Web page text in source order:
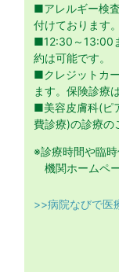
■アレルギー検
付けております。
■12:30～13:00
約は可能です。
■クレジットカ
ます。保険診療
■美容皮膚科(ピ
費診療)の診療の
※診療時間や臨
機関ホームペ
>>病院なびで医